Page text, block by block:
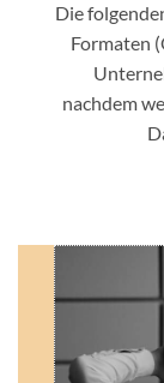
Die
Formaten
nachdem